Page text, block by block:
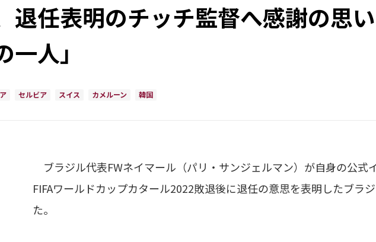
退任表明のチッチ監督へ感謝の思
人」
セルビア スイス カメルーン 韓国
ブラジル代表FWネイマール（パリ・サンジェルマン）が自身の公式
FIFAワールドカップカタール2022敗退後に退任の意思を表明したブラ
た。